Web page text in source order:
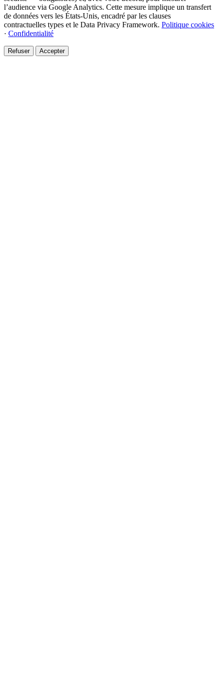
l’audience via Google Analytics. Cette mesure implique un transfert
de données vers les États-Unis, encadré par les clauses
contractuelles types et le Data Privacy Framework. Politique cookies
· Confidentialité
Refuser Accepter